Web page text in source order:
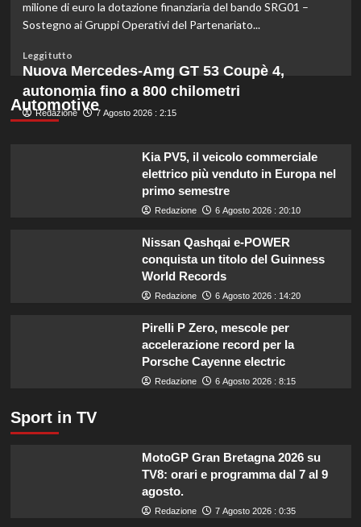
bene
con
ridotto
l’esperta
milione di euro la dotazione finanziaria del bando SRG01 –
Sostegno ai Gruppi Operativi del Partenariato...
Leggi tuttoLeggi
di
più
su
Liguria
Automotive
Nuova Mercedes-Amg GT 53 Coupè 4,
autonomia fino a 800 chilometri
Redazione 7 Agosto 2026 : 2:15
Kia PV5, il veicolo commerciale
elettrico più venduto in Europa nel
primo semestre
Redazione 6 Agosto 2026 : 20:10
Nissan Qashqai e-POWER
conquista un titolo del Guinness
World Records
Redazione 6 Agosto 2026 : 14:20
Pirelli P Zero, mescole per
accelerazione record per la
Porsche Cayenne electric
Redazione 6 Agosto 2026 : 8:15
Sport in TV
MotoGP Gran Bretagna 2026 su
TV8: orari e programma dal 7 al 9
agosto.
Redazione 7 Agosto 2026 : 0:35